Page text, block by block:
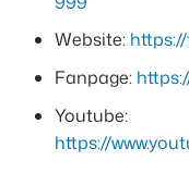
Website:
Fanpage:
Youtube:
https://